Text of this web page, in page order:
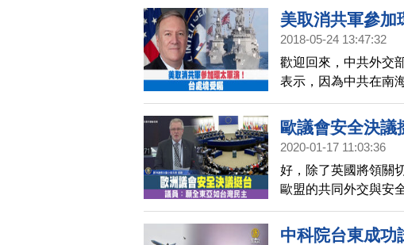
抨擊，質疑是向台灣
美取消共軍參加
2018-05-24 13:47:32
歡迎回來，中共外交
表示，因為中共在南
中共參加下個月的環
蓬佩奧，被問到已經
應。
歐議會安全決議
2020-01-17 11:03:36
好，除了英國將領關
歐盟的共同外交與安
到專制政權假訊息干
並表示，歐洲今年挺
中科院台東成功